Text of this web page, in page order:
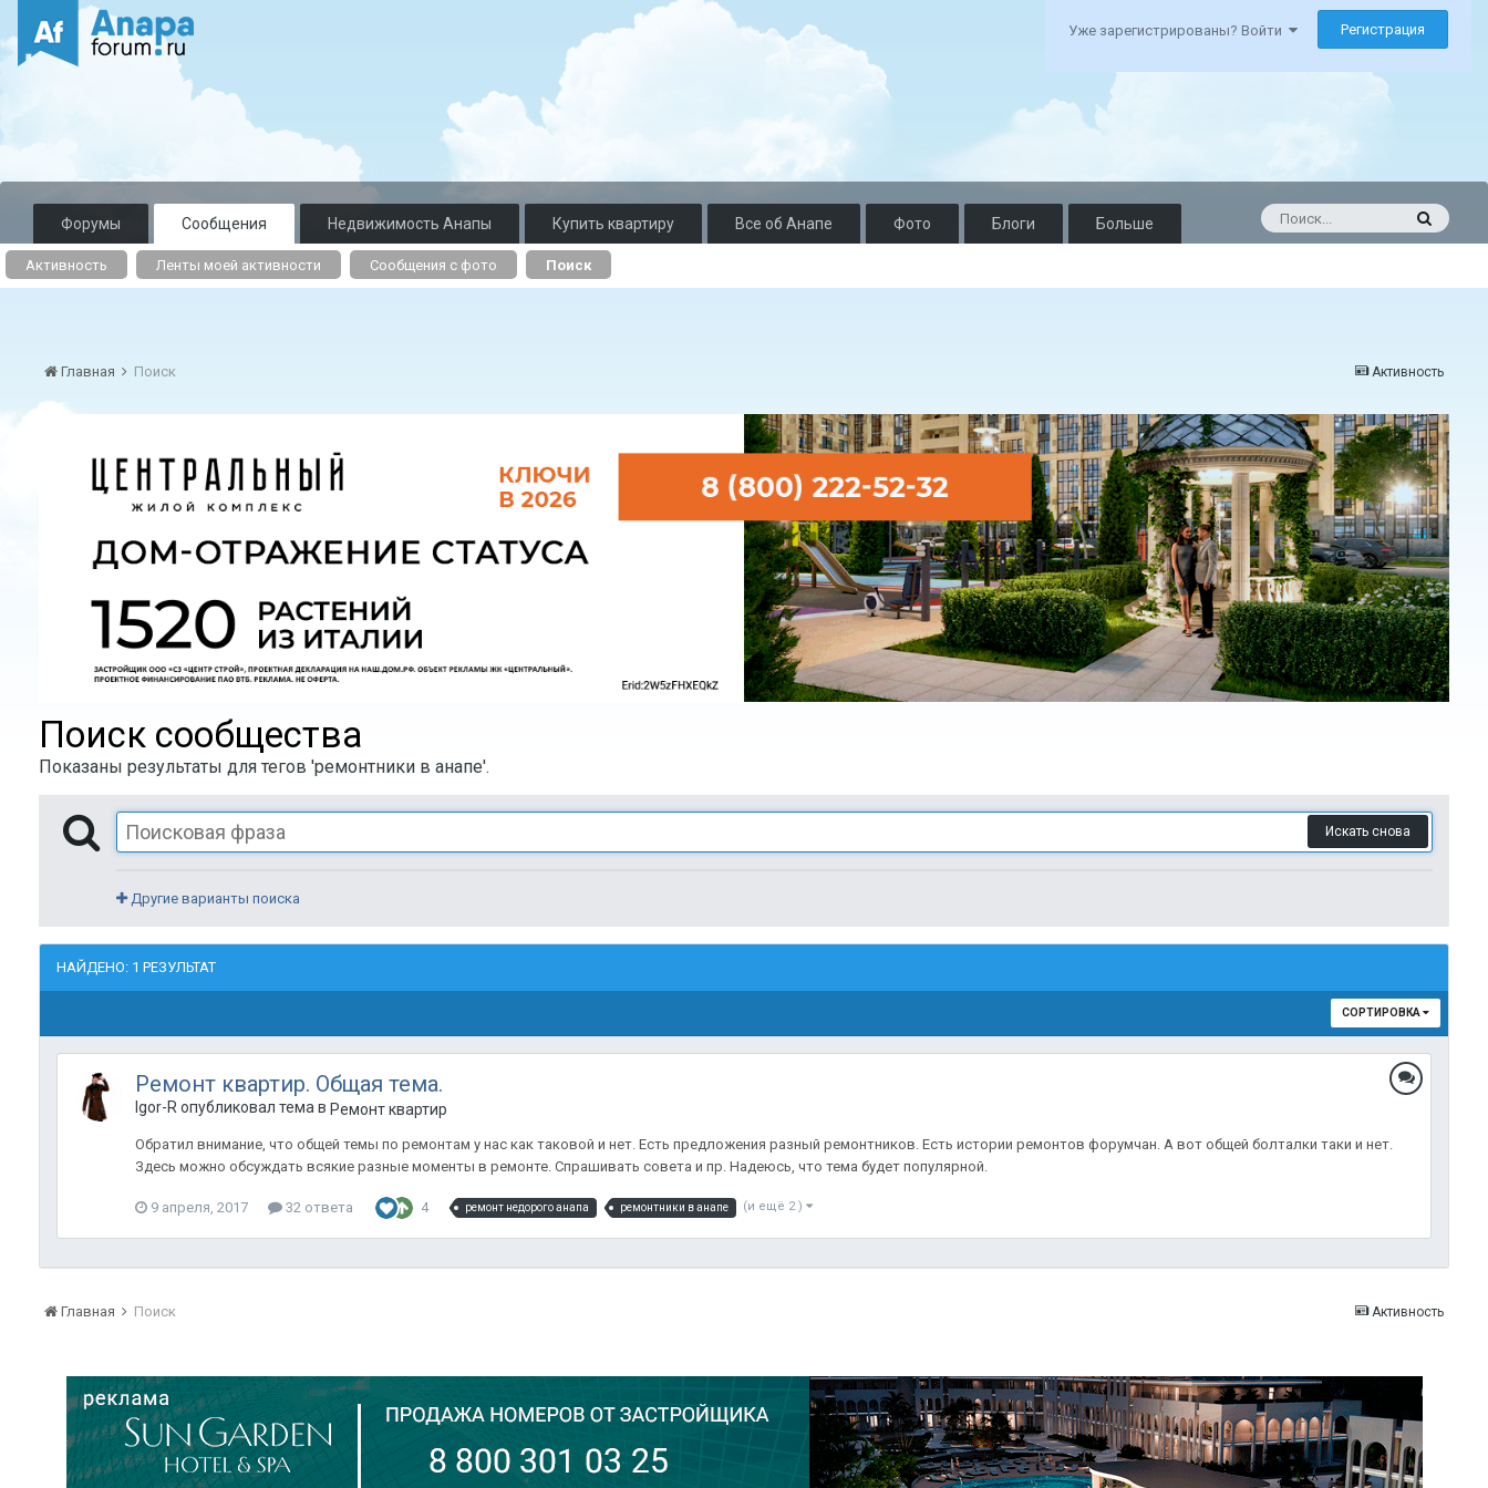
Уже зарегистрированы? Войти Регистрация
Форумы Сообщения
Активность Ленты моей активности Сообщения с фото Поиск
Недвижимость Анапы Купить квартиру Все об Анапе Фото Блоги Больше
Активность
Главная Поиск
Поиск сообщества
Показаны результаты для тегов 'ремонтники в анапе'.
Искать снова
Другие варианты поиска
НАЙДЕНО: 1 РЕЗУЛЬТАТ
СОРТИРОВКА
Ремонт квартир. Общая тема.
Igor-R опубликовал тема в Ремонт квартир
Обратил внимание, что общей темы по ремонтам у нас как таковой и нет. Есть предложения разный ремонтников. Есть истории ремонтов форумчан. А вот общей болталки таки и нет.
Здесь можно обсуждать всякие разные моменты в ремонте. Спрашивать совета и пр. Надеюсь, что тема будет популярной.
9 апреля, 2017 32 ответа 4 ремонт недорого анапа ремонтники в анапе (и ещё 2 )
Активность
Главная Поиск